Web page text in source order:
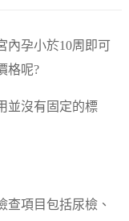
內孕小於10周即可
格呢?
並沒有固定的標
查項目包括尿檢、